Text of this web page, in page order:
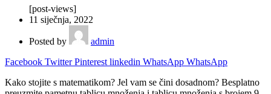
[post-views]
11 siječnja, 2022
Posted by
admin
Facebook Twitter Pinterest linkedin WhatsApp WhatsApp
Kako stojite s matematikom? Jel vam se čini dosadnom? Besplatno